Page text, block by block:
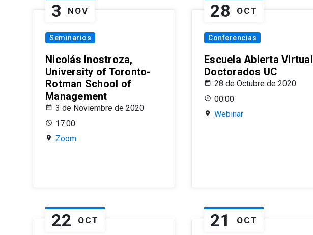
3 NOV
Seminarios
Nicolás Inostroza,
University of Toronto-
Rotman School of
Management
3 de Noviembre de 2020
17:00
Zoom
28 OCT
Conferencias
Escuela Abierta Virtual
Doctorados UC
28 de Octubre de 2020
00:00
Webinar
22 OCT 21 OCT